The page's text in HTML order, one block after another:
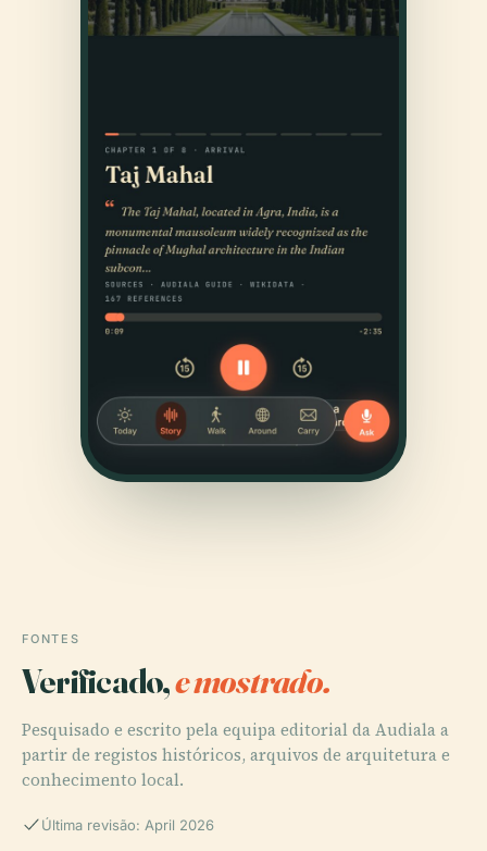
FONTES
Verificado,e mostrado.
Pesquisado e escrito pela equipa editorial da Audiala a
partir de registos históricos, arquivos de arquitetura e
conhecimento local.
Última revisão: April 2026